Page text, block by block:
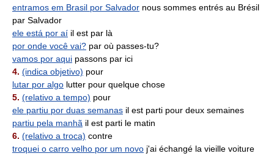
entramos em Brasil por Salvador nous sommes entrés au Brésil
par Salvador
ele está por aí il est par là
por onde você vai? par où passes-tu?
vamos por aqui passons par ici
4. (indica objetivo) pour
lutar por algo lutter pour quelque chose
5. (relativo a tempo) pour
ele partiu por duas semanas il est parti pour deux semaines
partiu pela manhã il est parti le matin
6. (relativo a troca) contre
troquei o carro velho por um novo j'ai échangé la vieille voiture